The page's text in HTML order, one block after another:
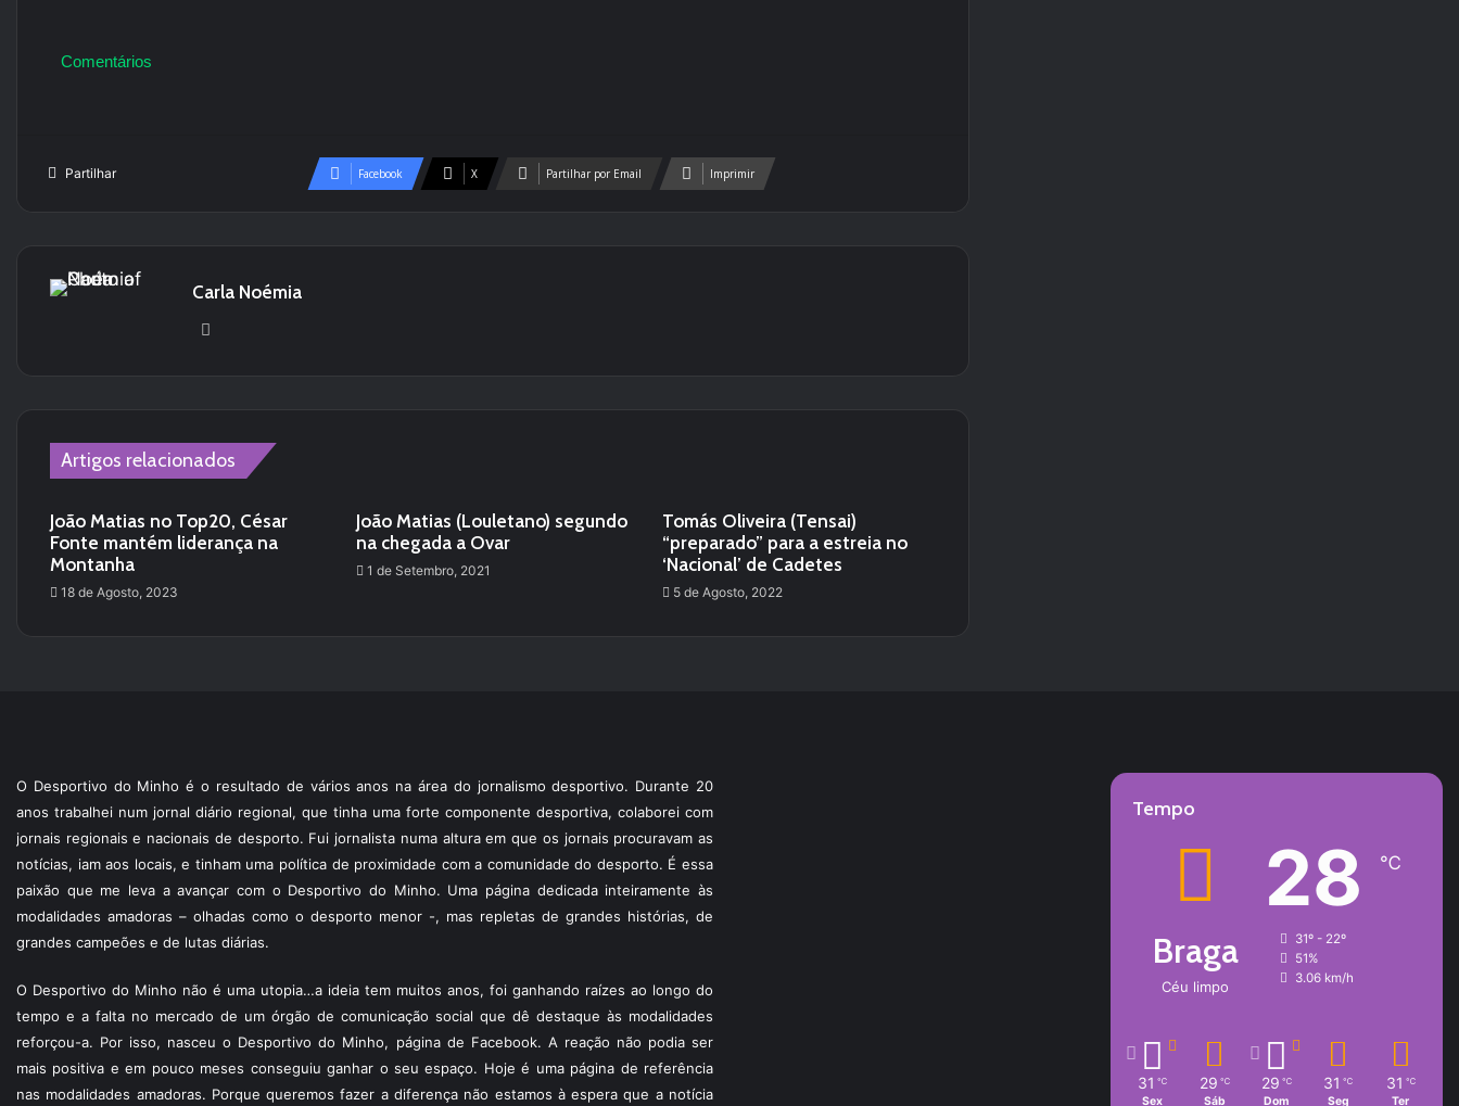
Comentários
Partilhar Facebook X Partilhar por Email Imprimir
Carla Noémia
Artigos relacionados
João Matias no Top20, César
Fonte mantém liderança na
Montanha
18 de Agosto, 2023
João Matias (Louletano) segundo
na chegada a Ovar
1 de Setembro, 2021
Tomás Oliveira (Tensai)
“preparado” para a estreia no
‘Nacional’ de Cadetes
5 de Agosto, 2022
O Desportivo do Minho é o resultado de vários anos na área do jornalismo desportivo. Durante 20
anos trabalhei num jornal diário regional, que tinha uma forte componente desportiva, colaborei com
jornais regionais e nacionais de desporto. Fui jornalista numa altura em que os jornais procuravam as
notícias, iam aos locais, e tinham uma política de proximidade com a comunidade do desporto. É essa
paixão que me leva a avançar com o Desportivo do Minho. Uma página dedicada inteiramente às
modalidades amadoras – olhadas como o desporto menor -, mas repletas de grandes histórias, de
grandes campeões e de lutas diárias.
O Desportivo do Minho não é uma utopia…a ideia tem muitos anos, foi ganhando raízes ao longo do
tempo e a falta no mercado de um órgão de comunicação social que dê destaque às modalidades
reforçou-a. Por isso, nasceu o Desportivo do Minho, página de Facebook. A reação não podia ser
mais positiva e em pouco meses conseguiu ganhar o seu espaço. Hoje é uma página de referência
nas modalidades amadoras. Porque queremos fazer a diferença não estamos à espera que a notícia
Tempo
Braga
Céu limpo
28 ℃
31º - 22º
51%
3.06 km/h
31 ℃
Sex
29 ℃
Sáb
29 ℃
Dom
31 ℃
Seg
31 ℃
Ter